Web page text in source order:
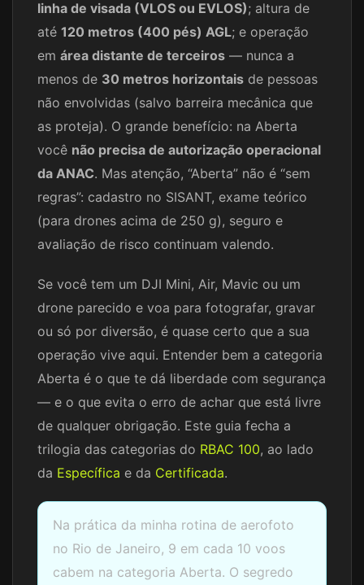
linha de visada (VLOS ou EVLOS); altura de
até 120 metros (400 pés) AGL; e operação
em área distante de terceiros — nunca a
menos de 30 metros horizontais de pessoas
não envolvidas (salvo barreira mecânica que
as proteja). O grande benefício: na Aberta
você não precisa de autorização operacional
da ANAC. Mas atenção, “Aberta” não é “sem
regras”: cadastro no SISANT, exame teórico
(para drones acima de 250 g), seguro e
avaliação de risco continuam valendo.
Se você tem um DJI Mini, Air, Mavic ou um
drone parecido e voa para fotografar, gravar
ou só por diversão, é quase certo que a sua
operação vive aqui. Entender bem a categoria
Aberta é o que te dá liberdade com segurança
— e o que evita o erro de achar que está livre
de qualquer obrigação. Este guia fecha a
trilogia das categorias do RBAC 100, ao lado
da Específica e da Certificada.
Na prática da minha rotina de aerofoto
no Rio de Janeiro, 9 em cada 10 voos
cabem na categoria Aberta. O segredo